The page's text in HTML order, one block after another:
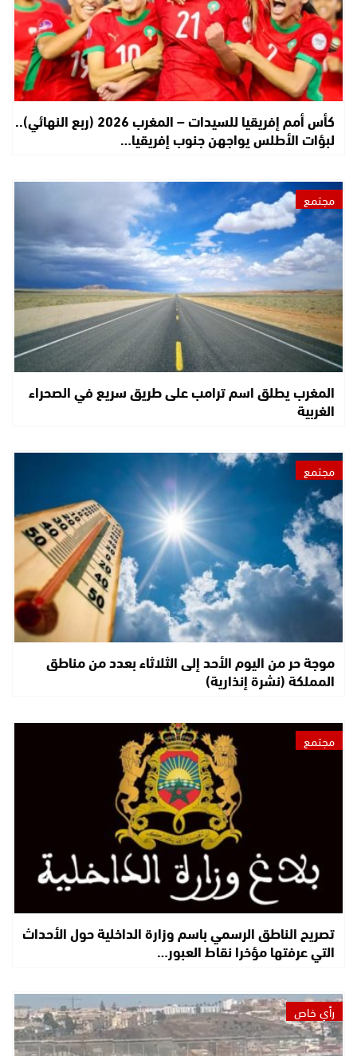
كأس أمم إفريقيا للسيدات – المغرب 2026 (ربع النهائي)..
لبؤات الأطلس يواجهن جنوب إفريقيا…
مجتمع
المغرب يطلق اسم ترامب على طريق سريع في الصحراء
الغربية
مجتمع
موجة حر من اليوم الأحد إلى الثلاثاء بعدد من مناطق
المملكة (نشرة إنذارية)
مجتمع
تصريح الناطق الرسمي باسم وزارة الداخلية حول الأحداث
التي عرفتها مؤخرا نقاط العبور…
رأي خاص